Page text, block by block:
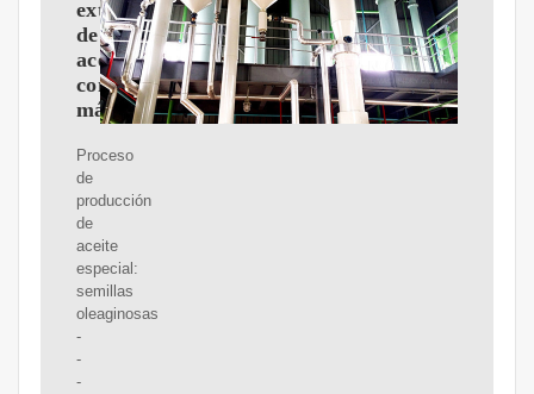
extractor
de
aceite
comestible,
máquina
Proceso
de
producción
de
aceite
especial:
semillas
oleaginosas
-
-
-